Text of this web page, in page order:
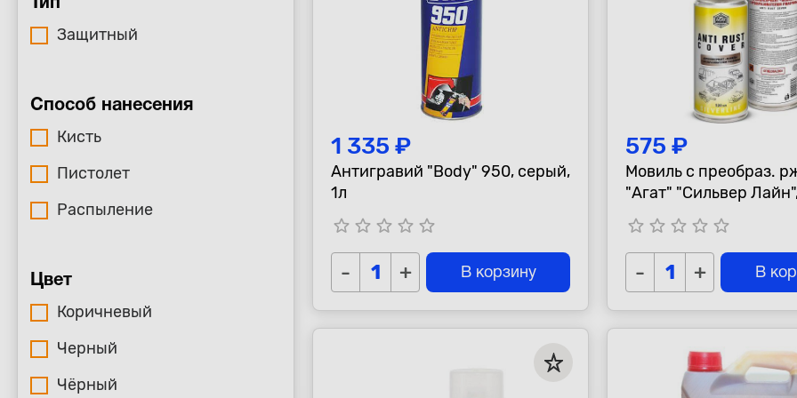
Тип
Защитный
Способ нанесения
Кисть
Пистолет
Распыление
Цвет
Коричневый
Черный
Чёрный
1 335 ₽
Антигравий "Body" 950, серый,
1л
star_border star_border star_border star_border star_border
- + В корзину
575 ₽
Мовиль с преобраз.
"Агат" "Сильвер
1000мл., аэрозоль М
star_border star_border star_border star_border star_border
- + В